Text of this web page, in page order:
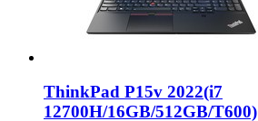
ThinkPad P15v 2022(i7
12700H/16GB/512GB/T600)